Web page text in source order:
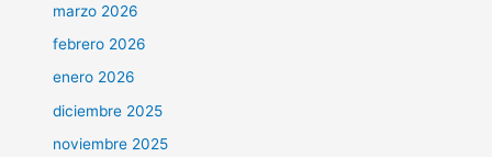
marzo 2026
febrero 2026
enero 2026
diciembre 2025
noviembre 2025